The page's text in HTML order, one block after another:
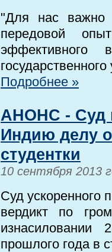
"Для нас важно
передовой
эффективного
Подробнее »
АНОНС - Суд
Индию делу
студентки
10 сентября 2013
Суд ускоренного
вердикт по
изнасиловании
прошлого года в